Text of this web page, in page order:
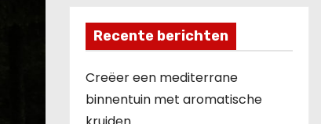
Recente berichten
Creëer een mediterrane
binnentuin met aromatische